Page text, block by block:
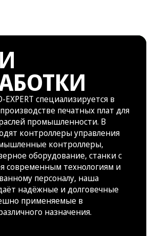
EXPERT специализируется в
печатных плат для
промышленности. В
контроллеры управления
контроллеры,
оборудование, станки с
современным технологиям и
персоналу, наша
надёжные и долговечные
применяемые в
назначения.